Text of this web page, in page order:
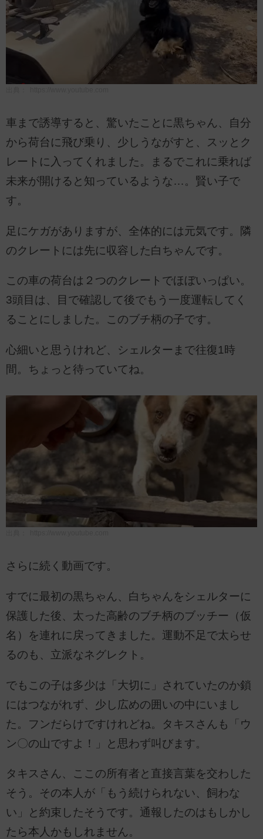
車まで誘導すると、驚いたことに黒ちゃん、自分
から荷台に飛び乗り、少しうながすと、スッとク
レートに入ってくれました。まるでこれに乗れば
未来が開けると知っているような…。賢い子で
す。
足にケガがありますが、全体的には元気です。隣
のクレートには先に収容した白ちゃんです。
この車の荷台は２つのクレートでほぼいっぱい。
3頭目は、目で確認して後でもう一度運転してく
ることにしました。このブチ柄の子です。
心細いと思うけれど、シェルターまで往復1時
間。ちょっと待っていてね。
さらに続く動画です。
すでに最初の黒ちゃん、白ちゃんをシェルターに
保護した後、太った高齢のブチ柄のブッチー（仮
名）を連れに戻ってきました。運動不足で太らせ
るのも、立派なネグレクト。
でもこの子は多少は「大切に」されていたのか鎖
にはつながれず、少し広めの囲いの中にいまし
た。フンだらけですけれどね。タキスさんも「ウ
ン〇の山ですよ！」と思わず叫びます。
タキスさん、ここの所有者と直接言葉を交わした
そう。その本人が「もう続けられない、飼わな
い」と約束したそうです。通報したのはもしかし
たら本人かもしれません。